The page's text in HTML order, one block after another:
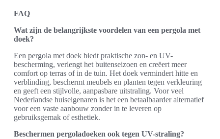
FAQ
Wat zijn de belangrijkste voordelen van een pergola met
doek?
Een pergola met doek biedt praktische zon- en UV-
bescherming, verlengt het buitenseizoen en creëert meer
comfort op terras of in de tuin. Het doek vermindert hitte en
verblinding, beschermt meubels en planten tegen verkleuring
en geeft een stijlvolle, aanpasbare uitstraling. Voor veel
Nederlandse huiseigenaren is het een betaalbaarder alternatief
voor een vaste aanbouw zonder in te leveren op
gebruiksgemak of esthetiek.
Beschermen pergoladoeken ook tegen UV-straling?